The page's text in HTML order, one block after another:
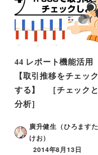
44 レポート機能活用
【取引推移をチェック
する】 ［チェックと
分析］
廣升健生（ひろますた
けお）
2014年8月13日